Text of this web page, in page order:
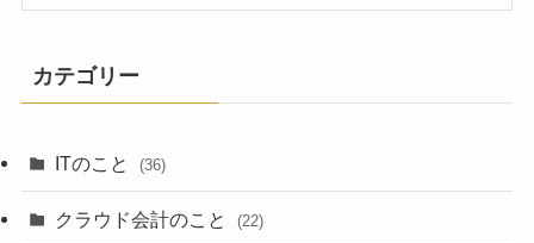
カテゴリー
ITのこと (36)
クラウド会計のこと (22)